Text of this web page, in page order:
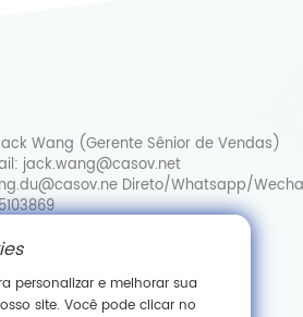
Wang (Gerente Sênior de Vendas)
jack.wang@casov.net
Direto/Whatsapp/
e sugestões
Whatsapp/Wechat: 0086-
personalizar e melhorar sua
site. Você pode clicar no